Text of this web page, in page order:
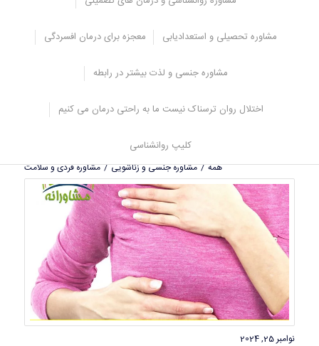
مشاوره تحصیلی و استعدادیابی معجزه برای درمان افسردگی
مشاوره جنسی و لذت بیشتر در رابطه
اختلال روان ترسناک نیست ما به راحتی درمان می کنیم
کلیپ روانشناسی
اختلال استرس پس از سانحه (PTSD) علائم و تمامی
روشهای درمانی
بدبینی و شکاکیت تا اختلالات روانی
همه / مشاوره جنسی و زناشویی / مشاوره فردی و سلامت
نوامبر 25, 2024